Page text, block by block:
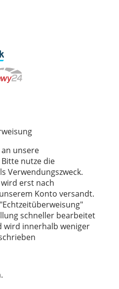
unsere
nutze die
Verwendungszweck.
erst nach
Konto versandt.
schneller bearbeitet
wird innerhalb weniger